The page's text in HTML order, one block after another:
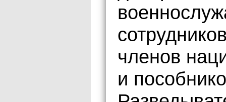
членов
и